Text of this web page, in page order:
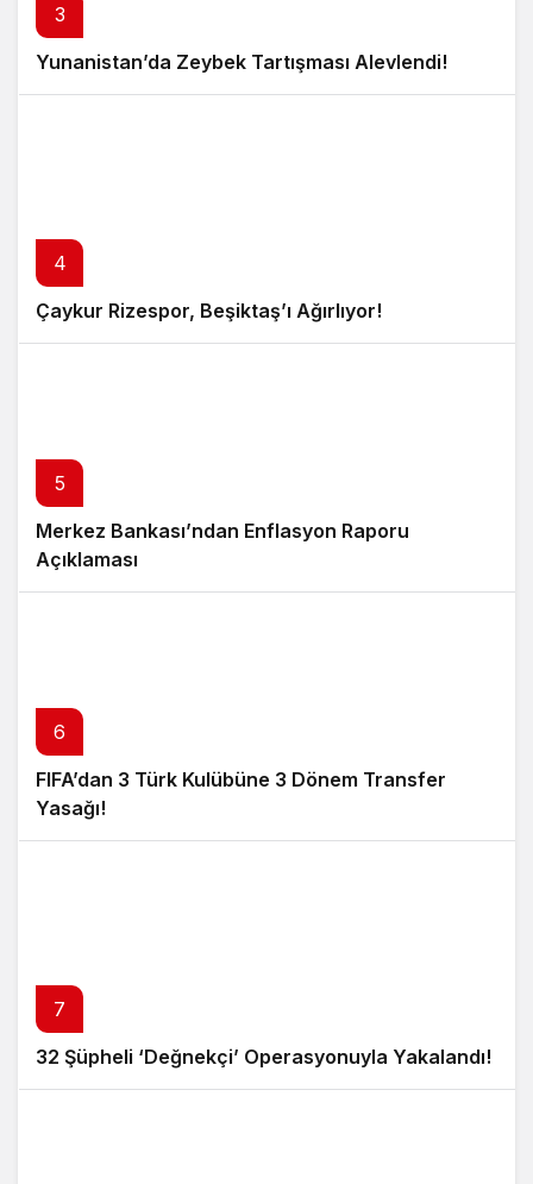
3
Yunanistan’da Zeybek Tartışması Alevlendi!
4
Çaykur Rizespor, Beşiktaş’ı Ağırlıyor!
5
Merkez Bankası’ndan Enflasyon Raporu
Açıklaması
6
FIFA’dan 3 Türk Kulübüne 3 Dönem Transfer
Yasağı!
7
32 Şüpheli ‘Değnekçi’ Operasyonuyla Yakalandı!